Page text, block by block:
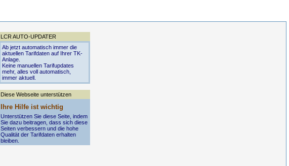
LCR AUTO-UPDATER
Ab jetzt automatisch immer die
aktuellen Tarifdaten auf Ihrer TK-
Anlage.
Keine manuellen Tarifupdates
mehr, alles voll automatisch,
immer aktuell.
Diese Webseite unterstützen
Ihre Hilfe ist wichtig
Unterstützen Sie diese Seite, indem
Sie dazu beitragen, dass sich diese
Seiten verbessern und die hohe
Qualität der Tarifdaten erhalten
bleiben.